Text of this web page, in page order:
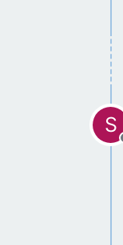
S